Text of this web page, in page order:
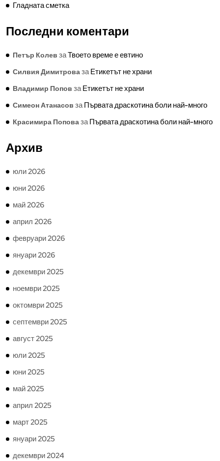
Гладната сметка
Последни коментари
Петър Колев заТвоето време е евтино
Силвия ДимитровазаЕтикетът не храни
Владимир Попов заЕтикетът не храни
Симеон Атанасов заПървата драскотина боли най-много
Красимира ПоповазаПървата драскотина боли най-много
Архив
юли 2026
юни 2026
май 2026
април 2026
февруари 2026
януари 2026
декември 2025
ноември 2025
октомври 2025
септември 2025
август 2025
юли 2025
юни 2025
май 2025
април 2025
март 2025
януари 2025
декември 2024